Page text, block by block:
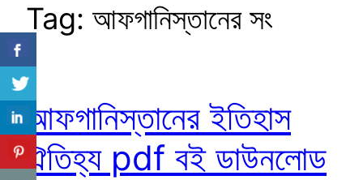
Tag: আফগানিস্তানের সং
আফগানিস্তানের ইতিহাস
ঐতিহ্য pdf বই ডাউনলোড